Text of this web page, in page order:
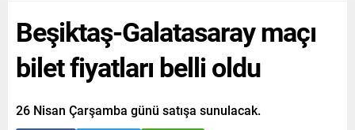
Beşiktaş-Galatasaray maçı
bilet fiyatları belli oldu
26 Nisan Çarşamba günü satışa sunulacak.